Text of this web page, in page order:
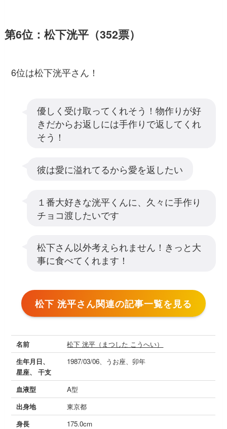
第6位：松下洸平（352票）
6位は松下洸平さん！
優しく受け取ってくれそう！物作りが好
きだからお返しには手作りで返してくれ
そう！
彼は愛に溢れてるから愛を返したい
１番大好きな洸平くんに、久々に手作り
チョコ渡したいです
松下さん以外考えられません！きっと大
事に食べてくれます！
松下 洸平さん関連の記事一覧を見る
名前
松下 洸平（まつした こうへい）
生年月日、
星座、 干支
1987/03/06、うお座、卯年
血液型
A型
出身地
東京都
身長
175.0cm